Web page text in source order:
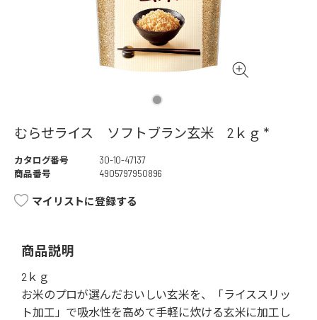
むらせライス ソフトブラン玄米 2ｋｇ *
カタログ番号
30-10-47137
商品番号
4905797950896
マイリストに登録する
商品説明
2ｋｇ
お米のプロが選んだおいしい玄米を、「ライススリッ
ト加工」で吸水性を高めて手軽に炊ける玄米に加工し